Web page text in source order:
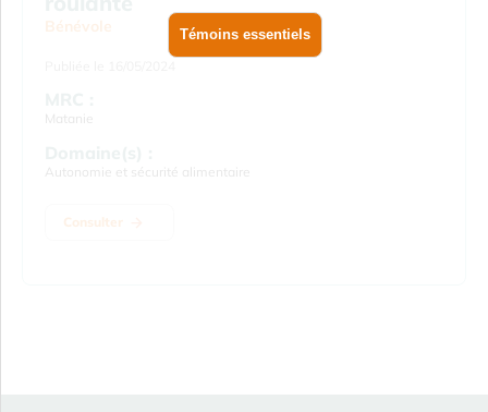
Bénévole
Matanie
Autonomie et sécurité alimentaire
Consulter
Témoins essentiels